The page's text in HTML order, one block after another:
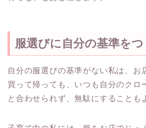
服選びに自分の基準をつ
自分の服選びの基準がない私は、お
買って帰っても、いつも自分のクロ
と合わせられず、無駄にすることも